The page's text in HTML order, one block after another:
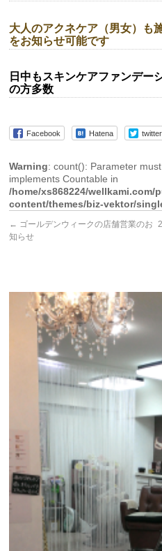
大人のアクネケア（男女）も
をお知らせ可能です
日中もスキンケアファンデー
の方多数
Facebook Hatena twitter
Warning: count(): Parameter
implements Countable in
/home/xs868224/wellkami.com/
content/themes/biz-vektor/
← ゴールデンウィークの店舗営業のお
知らせ